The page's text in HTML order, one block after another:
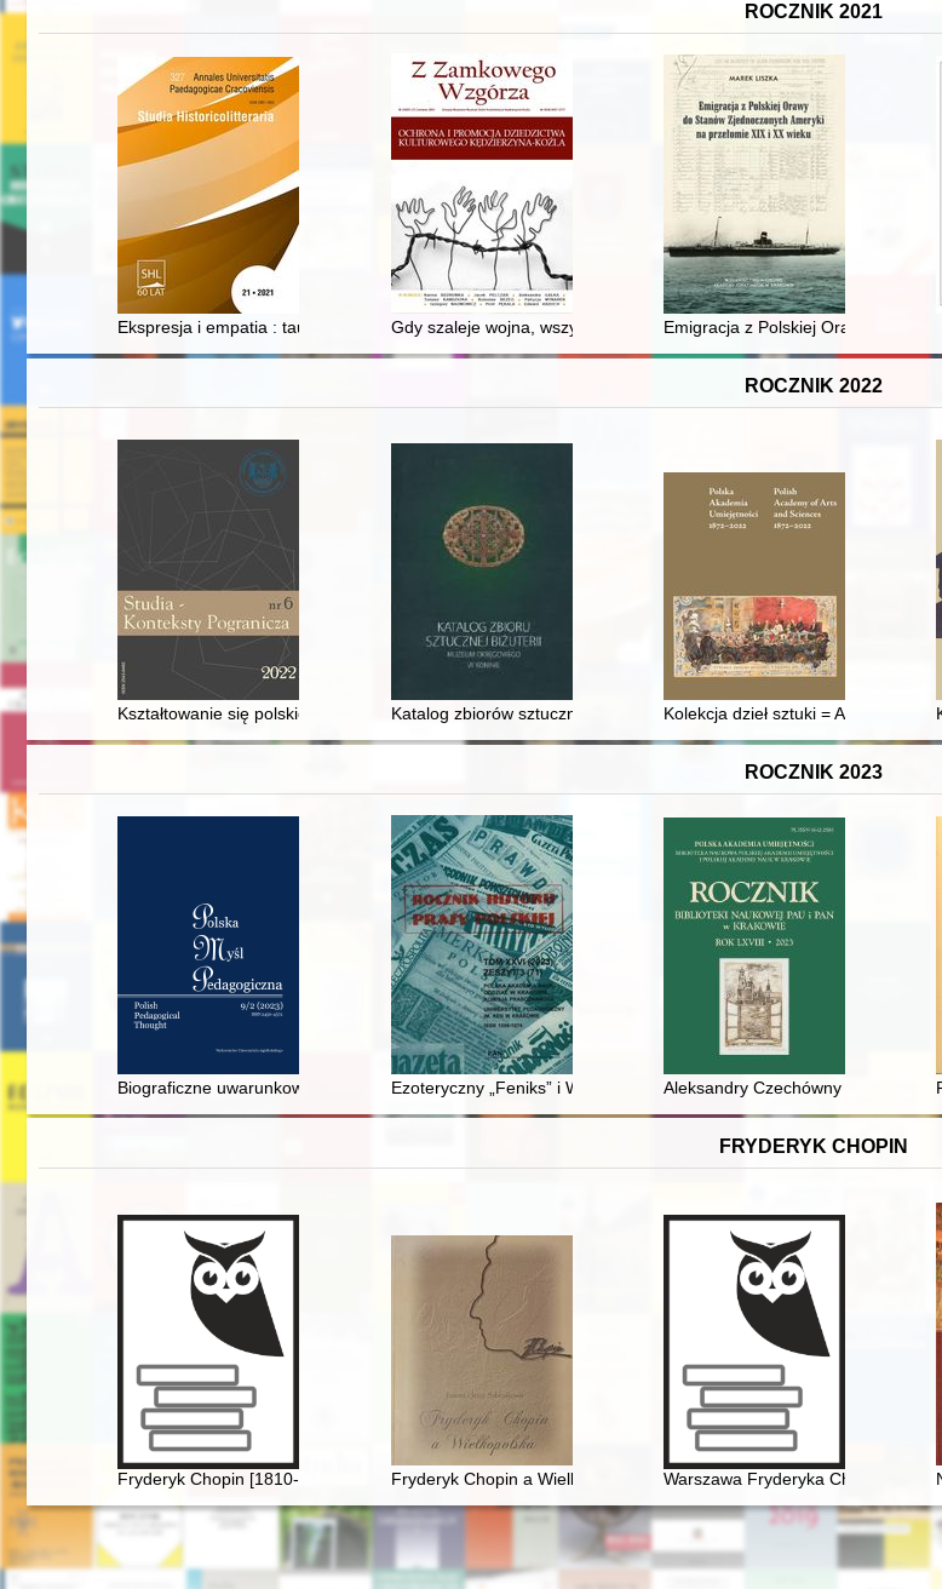
ROCZNIK 2021
Ekspresja i empatia : tauromachia okiem Reymonta ("Los toros")Gdy szaleje wojna, wszyscy się zbroją : broń sieczna i kolna w zbiorach
Emigracja z Polskiej Orawy do
ROCZNIK 2022
Kształtowanie się polskiej administracji państwowej w Strzelcach Krajeńskich
Katalog zbiorów sztucznej biżuterii Muzeum Okręgowego w Koninie
Kolekcja dzieł sztuki = Art Collection
ROCZNIK 2023
Biograficzne uwarunkowania działalności naukowo-dydaktycznej i społecznej Anny Przecławskiej
Ezoteryczny „Feniks” i Wacław Liwski = An esoteric Ephemeron and
Aleksandry Czechówny dwie
FRYDERYK CHOPIN
Fryderyk Chopin [1810-1849] Fryderyk Chopin a Wielkopolska Warszawa Fryderyka Chopina